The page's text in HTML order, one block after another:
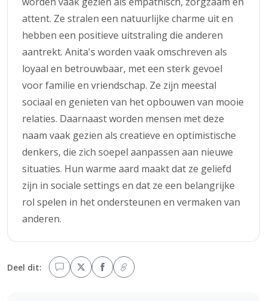
attent. Ze stralen een natuurlijke charme uit en
hebben een positieve uitstraling die anderen
aantrekt. Anita's worden vaak omschreven als
loyaal en betrouwbaar, met een sterk gevoel
voor familie en vriendschap. Ze zijn meestal
sociaal en genieten van het opbouwen van mooie
relaties. Daarnaast worden mensen met deze
naam vaak gezien als creatieve en optimistische
denkers, die zich soepel aanpassen aan nieuwe
situaties. Hun warme aard maakt dat ze geliefd
zijn in sociale settings en dat ze een belangrijke
rol spelen in het ondersteunen en vermaken van
anderen.
Deel dit: